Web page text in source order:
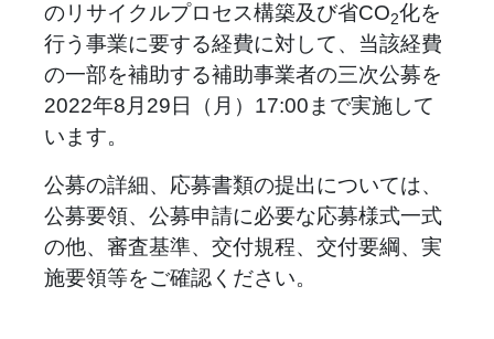
のリサイクルプロセス構築及び省CO2化を
行う事業に要する経費に対して、当該経費
の一部を補助する補助事業者の三次公募を
2022年8月29日（月）17:00まで実施して
います。
公募の詳細、応募書類の提出については、
公募要領、公募申請に必要な応募様式一式
の他、審査基準、交付規程、交付要綱、実
施要領等をご確認ください。